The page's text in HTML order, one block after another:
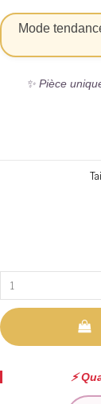
Mode
✨ Pièce
⚡️